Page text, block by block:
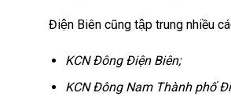
Điện Biên cũng tập trung nhiều
KCN Đông Điện Biên;
KCN Đông Nam Thành phố